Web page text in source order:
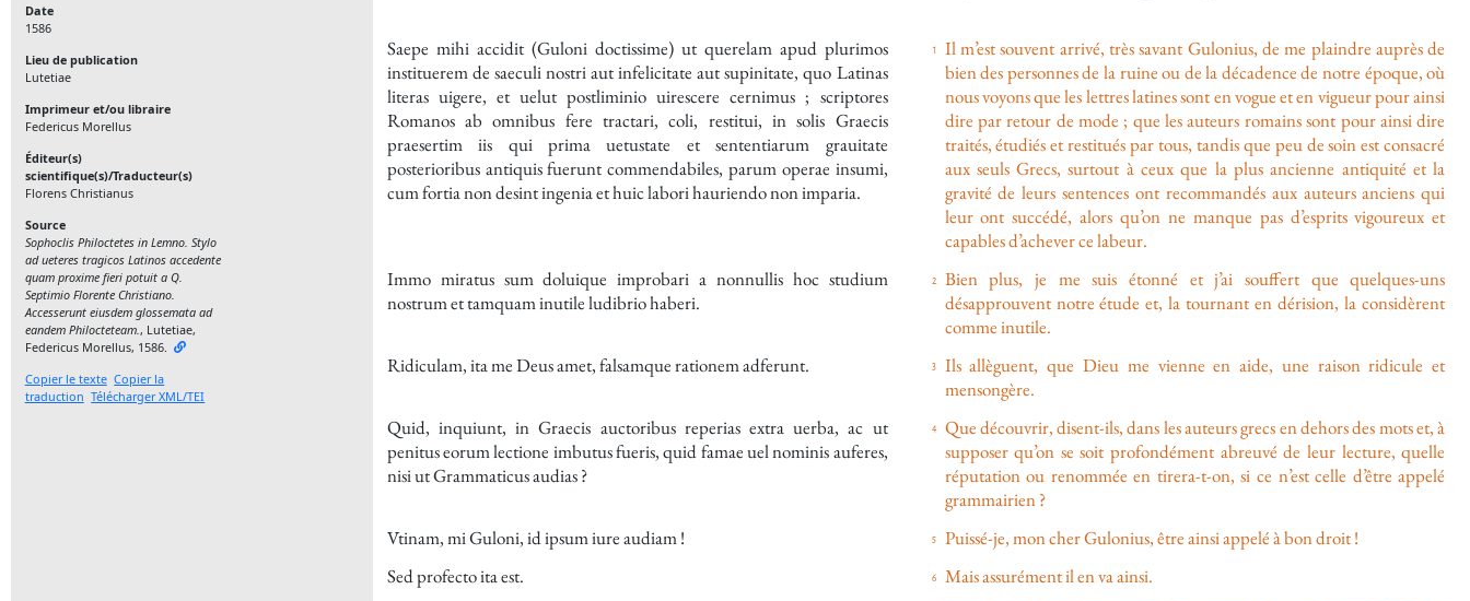
Date
1586
Lieu de publication
Lutetiae
Imprimeur et/ou libraire
Federicus Morellus
Éditeur(s)
scientifique(s)/Traducteur(s)
Florens Christianus
Source
Sophoclis Philoctetes in Lemno. Stylo
ad ueteres tragicos Latinos accedente
quam proxime fieri potuit a Q.
Septimio Florente Christiano.
Accesserunt eiusdem glossemata ad
eandem Philocteteam. , Lutetiae,
Federicus Morellus, 1586.
Copier le texte Copier la
traduction Télécharger XML/TEI
Saepe mihi accidit (Gulonidoctissime) ut querelam apud plurimos
instituerem de saeculi nostri aut infelicitate aut supinitate, quo Latinas
literas uigere, et uelut postliminio uirescere cernimus ; scriptores
Romanos ab omnibus fere tractari, coli, restitui, in solis Graecis
praesertim iis qui prima uetustate et sententiarum grauitate
posterioribus antiquis fuerunt commendabiles, parum operae insumi,
cum fortia non desint ingenia et huic labori hauriendo non imparia.
Il m’est souvent arrivé, très savant Gulonius, de me plaindre auprès de
bien des personnes de la ruine ou de la décadence de notre époque, où
nous voyons que les lettres latines sont en vogue et en vigueur pour ainsi
dire par retour de mode ; que les auteurs romains sont pour ainsi dire
traités, étudiés et restitués par tous, tandis que peu de soin est consacré
aux seuls Grecs, surtout à ceux que la plus ancienne antiquité et la
gravité de leurs sentences ont recommandés aux auteurs anciens qui
leur ont succédé, alors qu’on ne manque pas d’esprits vigoureux et
capables d’achever ce labeur.
Immo miratus sum doluique improbari a nonnullis hoc studium
nostrum et tamquam inutile ludibrio haberi.
Bien plus, je me suis étonné et j’ai souffert que quelques-uns
désapprouvent notre étude et, la tournant en dérision, la considèrent
comme inutile.
Ridiculam, ita me Deus amet, falsamque rationem adferunt.
Ils allèguent, que Dieu me vienne en aide, une raison ridicule et
mensongère.
Quid, inquiunt, in Graecis auctoribus reperias extra uerba, ac ut
penitus eorum lectione imbutus fueris, quid famae uel nominis auferes,
nisi ut Grammaticus audias ?
Que découvrir, disent-ils, dans les auteurs grecs en dehors des mots et, à
supposer qu’on se soit profondément abreuvé de leur lecture, quelle
réputation ou renommée en tirera-t-on, si ce n’est celle d’être appelé
grammairien ?
Vtinam, miGuloni, id ipsum iure audiam !
Puissé-je, mon cher Gulonius, être ainsi appelé à bon droit !
Sed profecto ita est.
Mais assurément il en va ainsi.